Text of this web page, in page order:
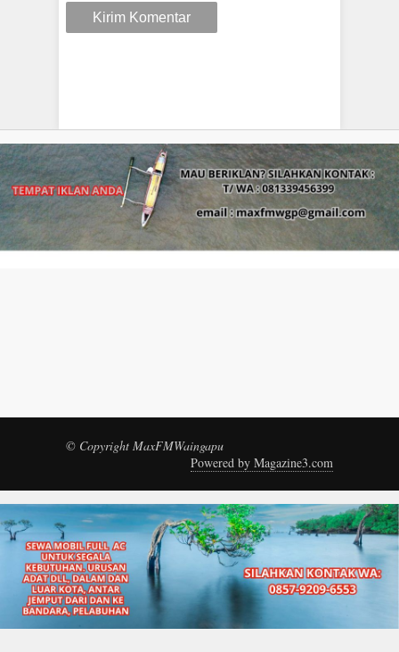
© Copyright MaxFMWaingapu
Powered by Magazine3.com